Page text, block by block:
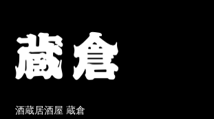
酒蔵居酒屋 蔵倉